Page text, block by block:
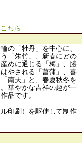
こちら
の「牡丹」を中心に、
「朱竹」、新春にどの
めに通じる「梅」、勝
やされる「菖蒲」、喜
南天」と、春夏秋冬を
華やかな吉祥の趣が一
品です。
印刷）を駆使して制作